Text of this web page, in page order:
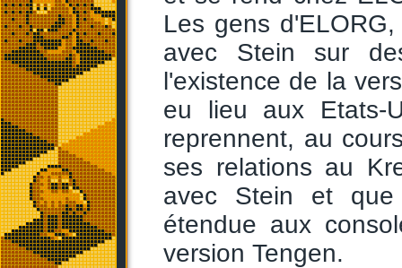
Les gens
avec Stein sur
l'existence de la
eu lieu aux Etats-
reprennent, au
ses relations au
avec Stein et que
étendue aux
version Tengen.